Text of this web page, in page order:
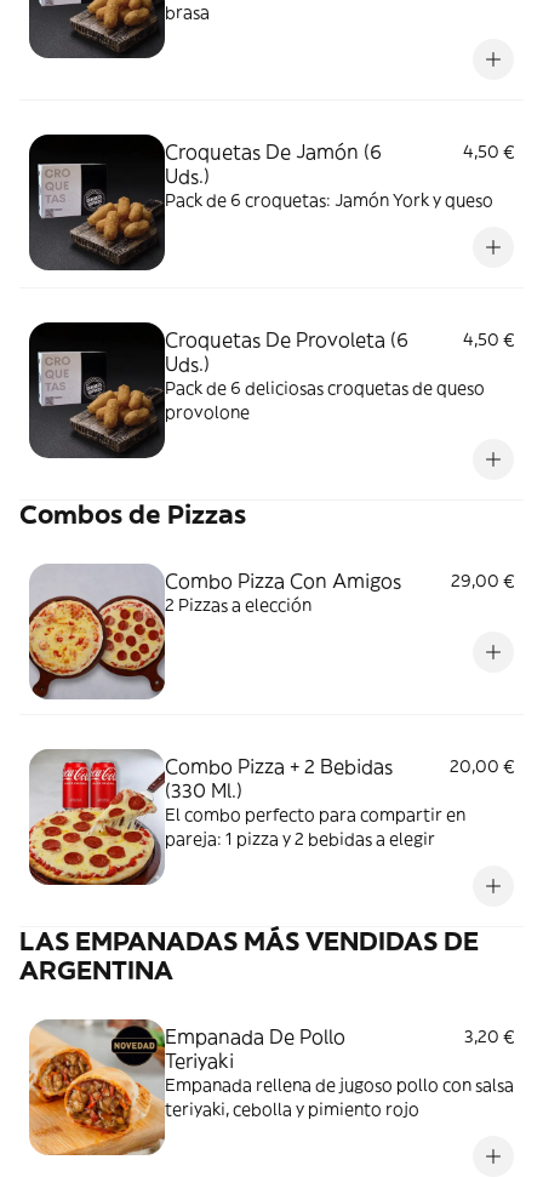
brasa
Croquetas De Jamón (6
Uds.)
4,50 €
Pack de 6 croquetas: Jamón York y queso
Croquetas De Provoleta (6
Uds.)
4,50 €
Pack de 6 deliciosas croquetas de queso
provolone
Combos de Pizzas
Combo Pizza Con Amigos
29,00 €
2 Pizzas a elección
Combo Pizza + 2 Bebidas
(330 Ml.)
20,00 €
El combo perfecto para compartir en
pareja: 1 pizza y 2 bebidas a elegir
LAS EMPANADAS MÁS VENDIDAS DE
ARGENTINA
Empanada De Pollo
Teriyaki
3,20 €
Empanada rellena de jugoso pollo con salsa
teriyaki, cebolla y pimiento rojo